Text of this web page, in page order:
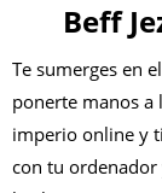
Beff
Te sumerges en
ponerte manos a
imperio online y
con tu